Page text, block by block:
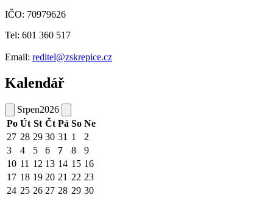
IČO: 70979626
Tel: 601 360 517
Email: reditel@zskrepice.cz
Kalendář
Srpen2026
Po Út St Čt Pá So Ne
27 28 29 30 31 1
2
3
4 5 6 7 8
9
10 11 12 13 14 15 16
17 18 19 20 21 22 23
24 25 26 27 28 29 30